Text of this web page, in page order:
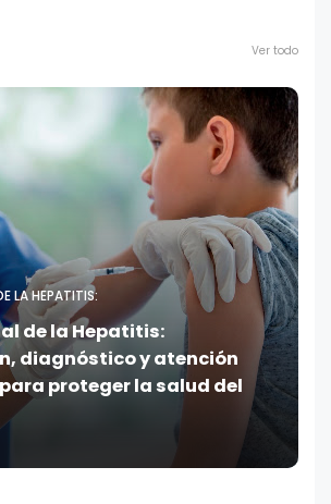
Ver todo
LA HEPATITIS:
de la Hepatitis:
diagnóstico y atención
proteger la salud del